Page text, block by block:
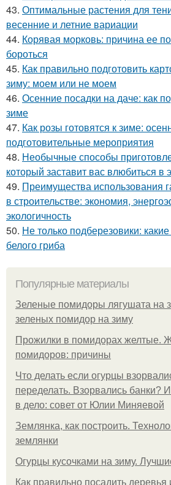
43. Оптимальные растения для
весенние и летние вариации
44. Корявая морковь: причина ее
бороться
45. Как правильно подготовить
зиму: моем или не моем
46. Осенние посадки на даче: как
зиме
47. Как розы готовятся к зиме:
подготовительные мероприятия
48. Необычные способы
который заставит вас влюбиться в
49. Преимущества использования
в строительстве: экономия,
экологичность
50. Не только подберезовики:
белого гриба
Популярные материалы
Зеленые помидоры лягушата на
зеленых помидор на зиму
Прожилки в помидорах желтые.
помидоров: причины
Что делать если огурцы
переделать. Взорвались банки?
в дело: совет от Юлии Миняевой
Землянка, как построить.
землянки
Огурцы кусочками на зиму.
Как правильно посадить деревья